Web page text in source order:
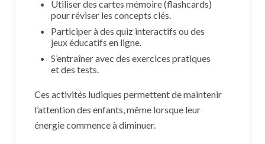
Utiliser des cartes mémoire (flashcards)
pour réviser les concepts clés.
Participer à des quiz interactifs ou des
jeux éducatifs en ligne.
S’entraîner avec des exercices pratiques
et des tests.
Ces activités ludiques permettent de maintenir
l’attention des enfants, même lorsque leur
énergie commence à diminuer.